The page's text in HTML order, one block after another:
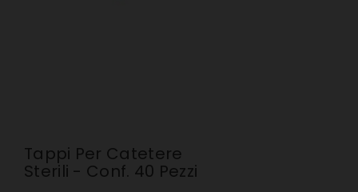
Tappi Per Catetere
Sterili - Conf. 40 Pezzi